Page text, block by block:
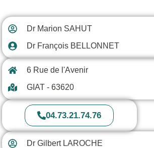
Dr Marion SAHUT
Dr François BELLONNET
6 Rue de l'Avenir
GIAT - 63620
04.73.21.74.76
Dr Gilbert LAROCHE